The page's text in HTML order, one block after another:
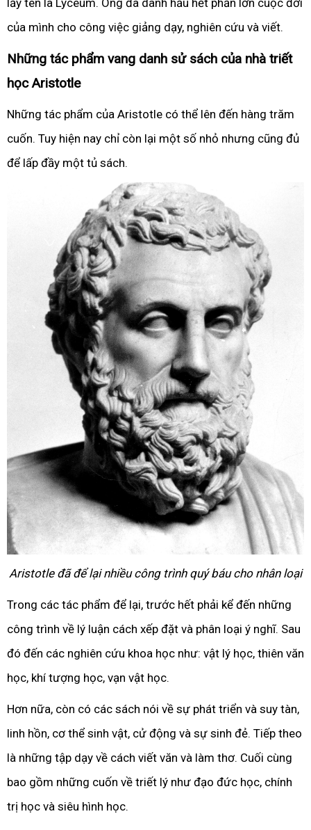
của mình cho công việc giảng dạy, nghiên cứu và viết.
Những tác phẩm vang danh sử sách của nhà triết
học Aristotle
Những tác phẩm của Aristotle có thể lên đến hàng trăm
cuốn. Tuy hiện nay chỉ còn lại một số nhỏ nhưng cũng đủ
để lấp đầy một tủ sách.
Aristotle đã để lại nhiều công trình quý báu cho nhân loại
Trong các tác phẩm để lại, trước hết phải kể đến những
công trình về lý luận cách xếp đặt và phân loại ý nghĩ. Sau
đó đến các nghiên cứu khoa học như: vật lý học, thiên văn
học, khí tượng học, vạn vật học.
Hơn nữa, còn có các sách nói về sự phát triển và suy tàn,
linh hồn, cơ thể sinh vật, cử động và sự sinh đẻ. Tiếp theo
là những tập dạy về cách viết văn và làm thơ. Cuối cùng
bao gồm những cuốn về triết lý như đạo đức học, chính
trị học và siêu hình học.